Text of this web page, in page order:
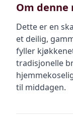
Om
Dette er en
et deilig,
fyller
tradisjonelle
til middagen.